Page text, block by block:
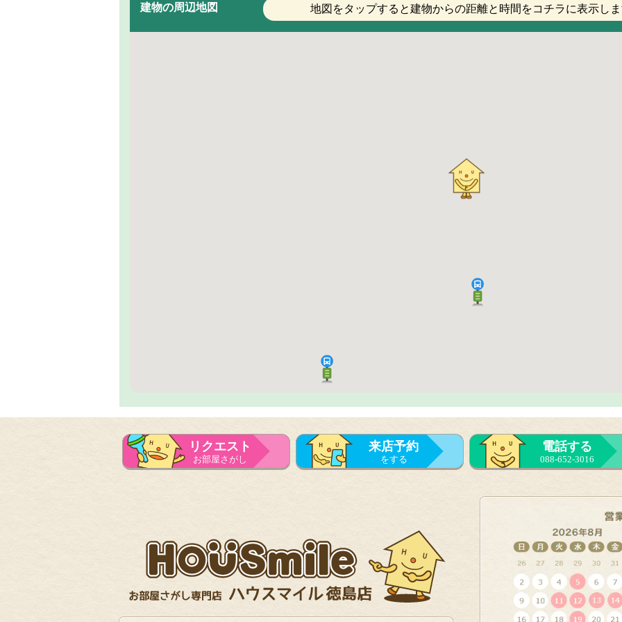
建物の周辺地図 地図をタップすると建物からの距離と時間をコチラに表示し
リクエスト
お部屋さがし
来店予約
をする
電話する
088-652-3016